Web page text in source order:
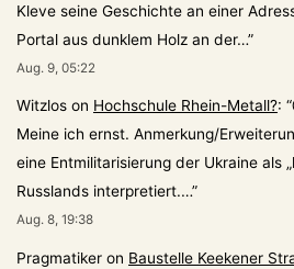
Kleve seine Geschichte an einer
Portal aus dunklem Holz an der…”
Aug. 9, 05:22
Witzlos on Hochschule Rhein-Metall?: “
Meine ich ernst. Anmerkung/
eine Entmilitarisierung der Ukraine als
Russlands interpretiert.…”
Aug. 8, 19:38
Pragmatiker on Baustelle Keekener